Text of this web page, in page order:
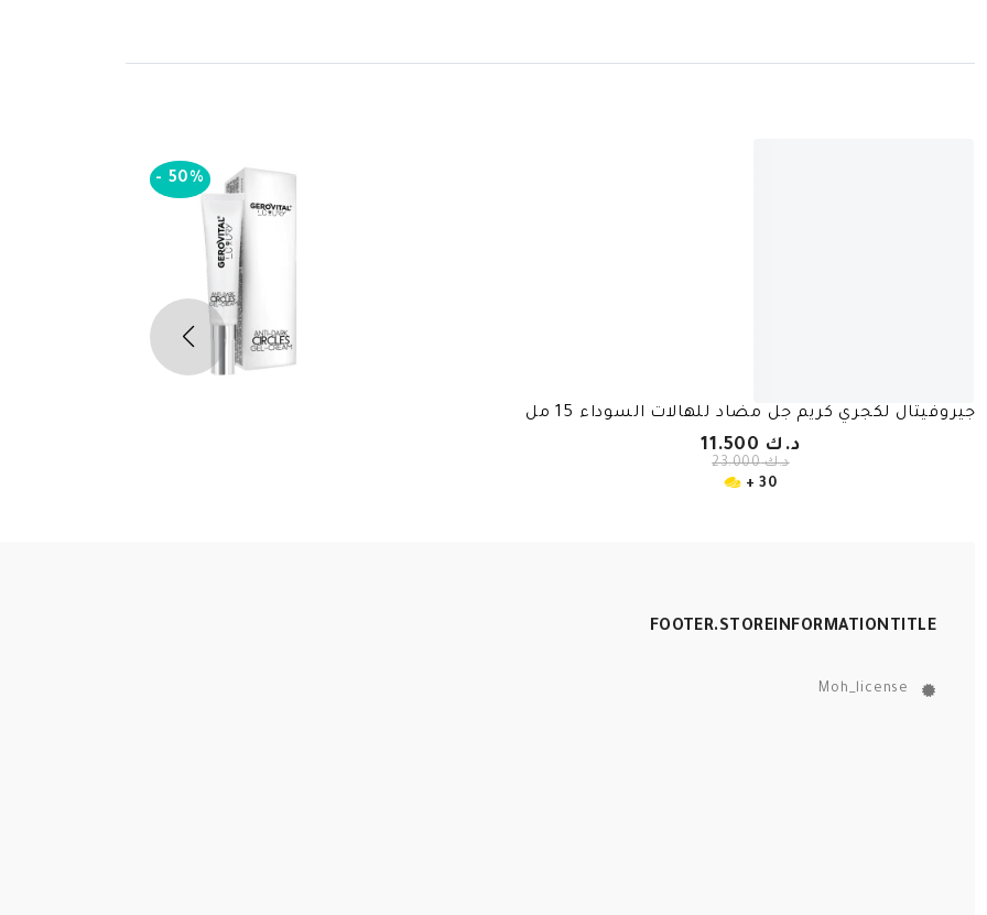
50%
-
جيروفيتال لكجري كريم جل مضاد للهالات السوداء 15 مل
د.ك 11.500
د.ك 23.000
30 +
FOOTER.STOREINFORMATIONTITLE
Moh_license